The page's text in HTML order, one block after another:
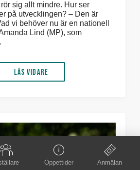
sig allt mindre. Hur ser
på utvecklingen? – Den är
vi behöver nu är en nationell
Lind (MP), som
Läs vidare
Öppettider Anmälan